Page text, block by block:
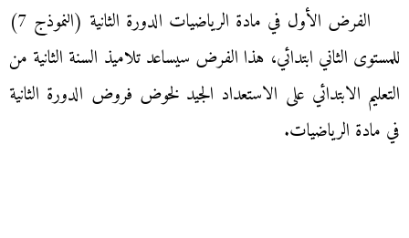
الفرض الأول في مادة الرياضيات الدورة الثانية (النموذج 7)
للمستوى الثاني ابتدائي، هذا الفرض سيساعد تلاميذ السنة الثانية من
التعليم الابتدائي على الاستعداد الجيد لخوض فروض الدورة الثانية
في مادة الرياضيات.